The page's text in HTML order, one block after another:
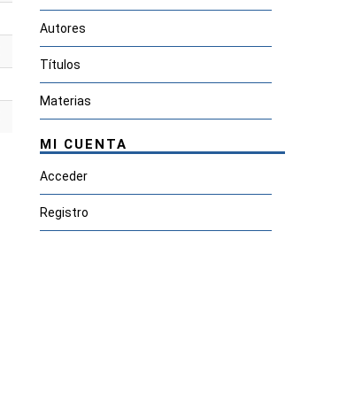
Autores
Títulos
Materias
MI CUENTA
Acceder
Registro